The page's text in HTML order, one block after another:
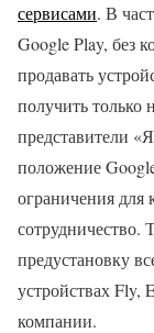
сервисами. В
Google Play, без
продавать
получить только
представители
положение
ограничения для
сотрудничество.
предустановку
устройствах Fly,
компании.